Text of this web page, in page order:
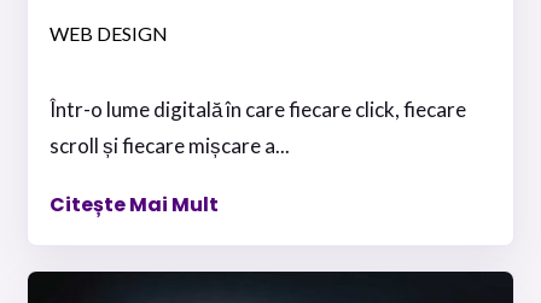
WEB DESIGN
Într-o lume digitală în care fiecare click, fiecare
scroll și fiecare mișcare a...
Citește Mai Mult